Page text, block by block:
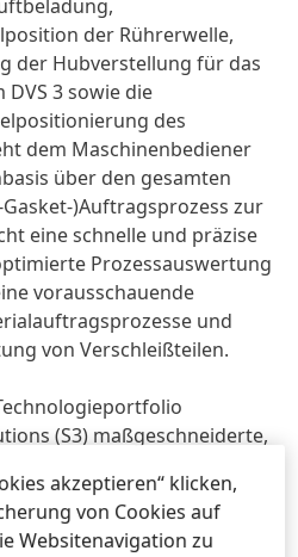
der Rührerwelle,
der Hubverstellung für das
3 sowie die
des
dem Maschinenbediener
über den gesamten
Gasket-)Auftragsprozess zur
eine schnelle und präzise
Prozessauswertung
vorausschauende
und
von Verschleißteilen.
(S3) maßgeschneiderte,
Maschine und
an. Die Kunden haben die
Angebotspaket,
akzeptieren“ klicken,
von Cookies auf
Websitenavigation zu